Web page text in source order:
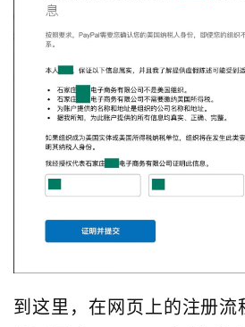
到这里，在网页上的注册